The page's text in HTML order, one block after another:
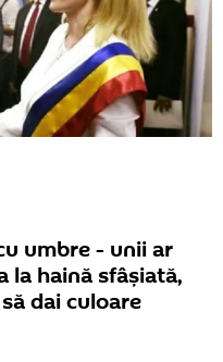
umbre - unii ar
la haină sfâşiată,
dai culoare